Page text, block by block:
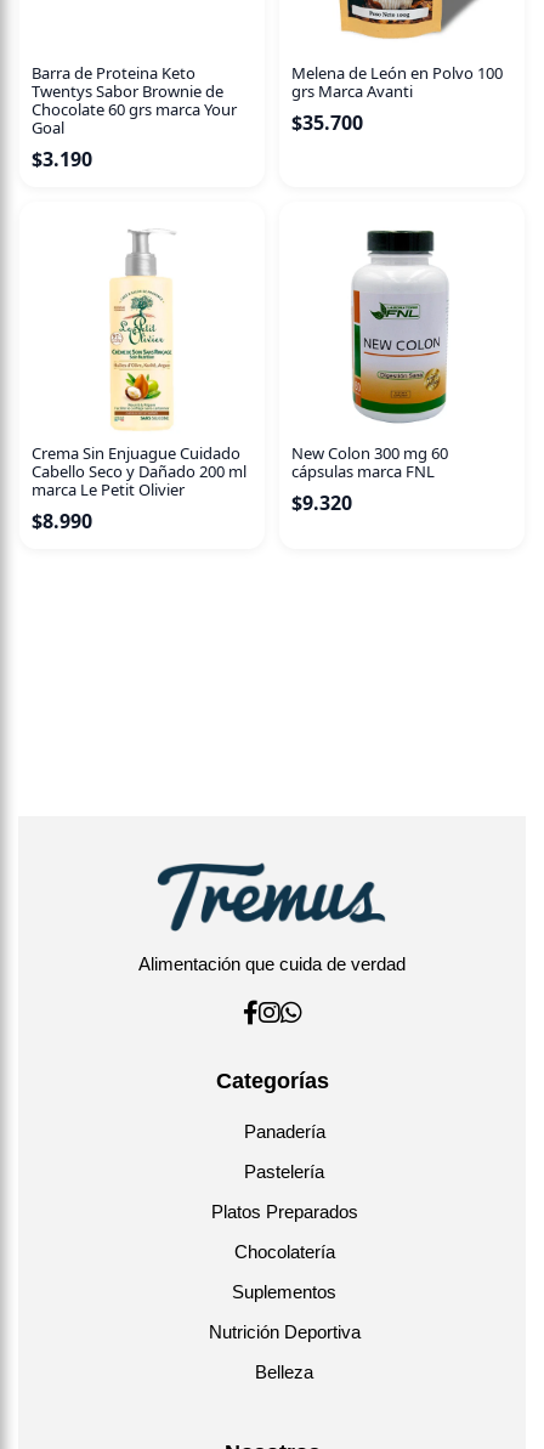
Barra de Proteina Keto
Twentys Sabor Brownie de
Chocolate 60 grs marca Your
Goal
$3.190
Melena de León en Polvo 100
grs Marca Avanti
$35.700
Crema Sin Enjuague Cuidado
Cabello Seco y Dañado 200 ml
marca Le Petit Olivier
$8.990
New Colon 300 mg 60
cápsulas marca FNL
$9.320
Alimentación que cuida de verdad
Categorías
Panadería
Pastelería
Platos Preparados
Chocolatería
Suplementos
Nutrición Deportiva
Belleza